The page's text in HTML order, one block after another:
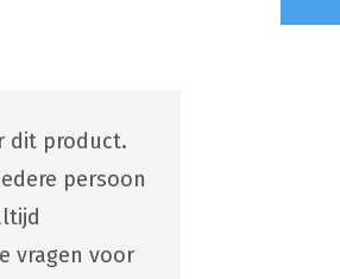
dit product.
persoon
vragen voor